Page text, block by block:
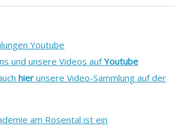
und unsere Videos aufYoutube
hier unsere Video-Sammlung auf der
am Rosental ist ein